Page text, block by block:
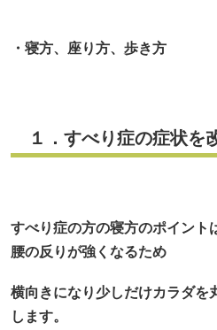
・寝方、座り方、歩き方
１．すべり症の症状を
すべり症の方の寝方のポイント
腰の反りが強くなるため
横向きになり少しだけカラダを
します。